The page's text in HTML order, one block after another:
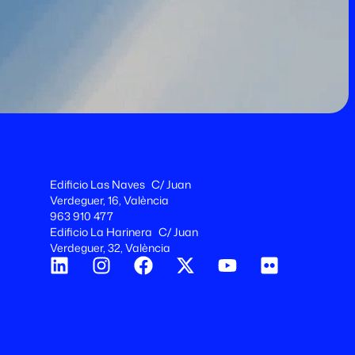
Edificio Las Naves C/ Juan
Verdeguer, 16, València
963 910 477
Edificio La Harinera C/ Juan
Verdeguer, 32, València